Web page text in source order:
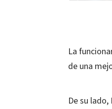
La
de una
De su